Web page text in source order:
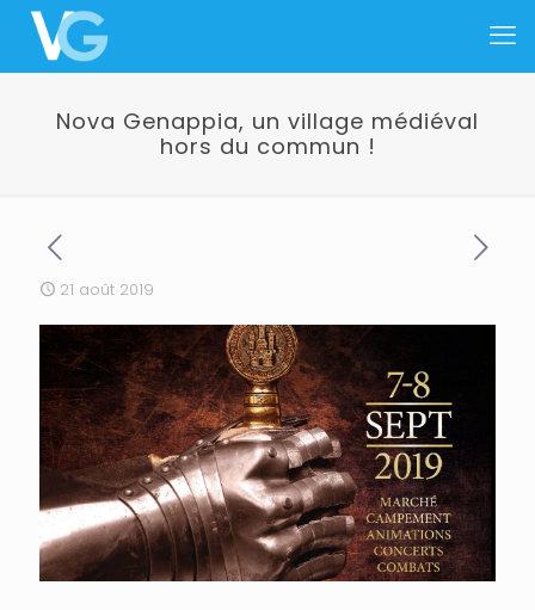
Nova Genappia, un village médiéval
hors du commun !
21 août 2019